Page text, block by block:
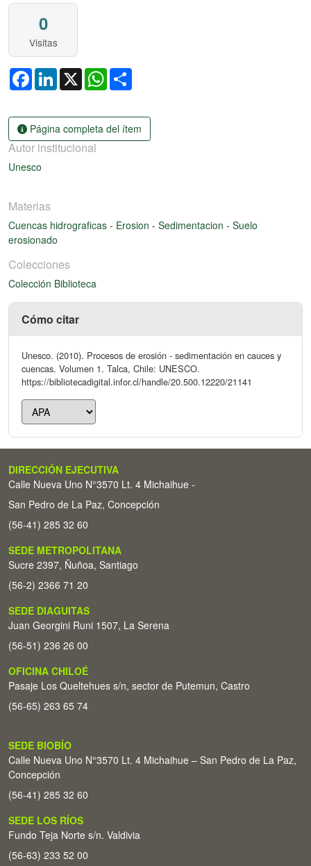
0
Visitas
FacebookLinkedIn
X WhatsApp
Página completa del ítem
Autor institucional
Unesco
Materias
Cuencas hidrograficas - Erosion - Sedimentacion - Suelo
erosionado
Colecciones
Colección Biblioteca
Cómo citar
Unesco. (2010). Procesos de erosión - sedimentación en cauces y
cuencas. Volumen 1. Talca, Chile: UNESCO.
https://bibliotecadigital.infor.cl/handle/20.500.12220/21141
DIRECCIÓN EJECUTIVA
Calle Nueva Uno N°3570 Lt. 4 Michaihue -
San Pedro de La Paz, Concepción
(56-41) 285 32 60
SEDE METROPOLITANA
Sucre 2397, Ñuñoa, Santiago
(56-2) 2366 71 20
SEDE DIAGUITAS
Juan Georgini Runi 1507, La Serena
(56-51) 236 26 00
OFICINA CHILOÉ
Pasaje Los Queltehues s/n, sector de Putemun, Castro
(56-65) 263 65 74
SEDE BIOBÍO
Calle Nueva Uno N°3570 Lt. 4 Michaihue – San Pedro de La Paz,
Concepción
(56-41) 285 32 60
SEDE LOS RÍOS
Fundo Teja Norte s/n. Valdivia
(56-63) 233 52 00